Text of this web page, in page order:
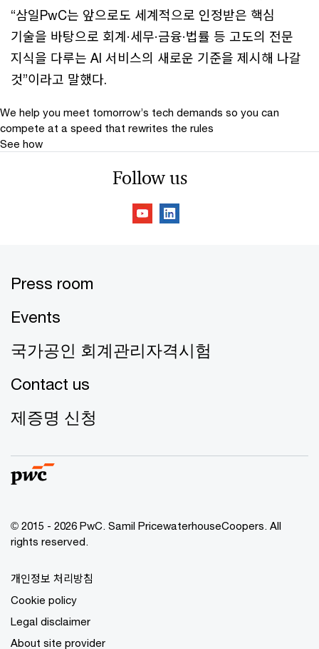
“삼일PwC는 앞으로도 세계적으로 인정받은 핵심
기술을 바탕으로 회계·세무·금융·법률 등 고도의 전문
지식을 다루는 AI 서비스의 새로운 기준을 제시해 나갈
것”이라고 말했다.
We help you meet tomorrow’s tech demands so you can
compete at a speed that rewrites the rules
See how
Follow us
Press room
Events
국가공인 회계관리자격시험
Contact us
제증명 신청
© 2015 - 2026 PwC. Samil PricewaterhouseCoopers. All
rights reserved.
개인정보 처리방침
Cookie policy
Legal disclaimer
About site provider